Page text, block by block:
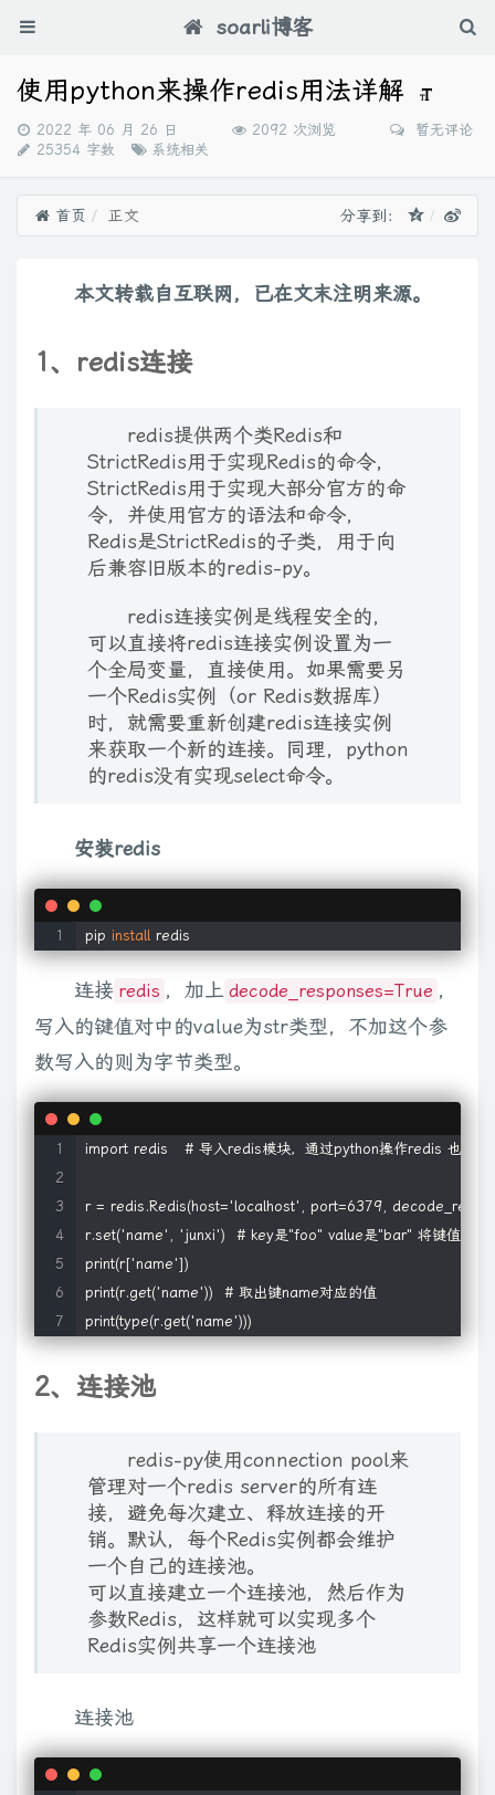
soarli博客
使用python来操作redis用法详解
发
布
2022 年 06 月 26 日 2092 次浏览
暂无评论
25354 字数
分
系统相关
首页 正文 分享到：
本文转载自互联网，已在文末注明来源。
1、redis连接
redis提供两个类Redis和
StrictRedis用于实现Redis的命令，
StrictRedis用于实现大部分官方的命
令，并使用官方的语法和命令，
Redis是StrictRedis的子类，用于向
后兼容旧版本的redis-py。
redis连接实例是线程安全的，
可以直接将redis连接实例设置为一
个全局变量，直接使用。如果需要另
一个Redis实例（or Redis数据库）
时，就需要重新创建redis连接实例
来获取一个新的连接。同理，python
的redis没有实现select命令。
安装redis
pip install redis
连接 redis ，加上 decode_responses=True ，
写入的键值对中的value为str类型，不加这个参
数写入的则为字节类型。
import redis   # 导入redis模块，通过python操作redis 也可以
r = redis.Redis(host='localhost', port=6379,
r.set('name', 'junxi')  # key是"foo" value是"bar" 将键值对存
print(r['name'])
print(r.get('name'))  # 取出键name对应的值
print(type(r.get('name')))
2、连接池
redis-py使用connection pool来
管理对一个redis server的所有连
接，避免每次建立、释放连接的开
销。默认，每个Redis实例都会维护
一个自己的连接池。
可以直接建立一个连接池，然后作为
参数Redis，这样就可以实现多个
Redis实例共享一个连接池
连接池